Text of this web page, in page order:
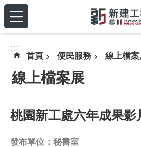
跳到主要內容區塊
:::
:::
首頁 便民服務 線上檔
線上檔案展
桃園新工處六年成果影
發布單位：秘書室